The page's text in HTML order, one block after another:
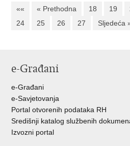
«« « Prethodna 18 19
24
25 26 27 Sljedeća
e-Građani
e-Građani
e-Savjetovanja
Portal otvorenih podataka RH
Središnji katalog službenih
Izvozni portal